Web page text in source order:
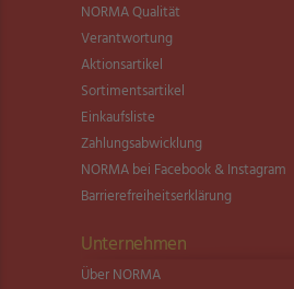
NORMA Qualität
Verantwortung
Aktionsartikel
Sortimentsartikel
Einkaufsliste
Zahlungsabwicklung
NORMA bei Facebook & Instagram
Barrierefreiheitserklärung
Unternehmen
Über NORMA